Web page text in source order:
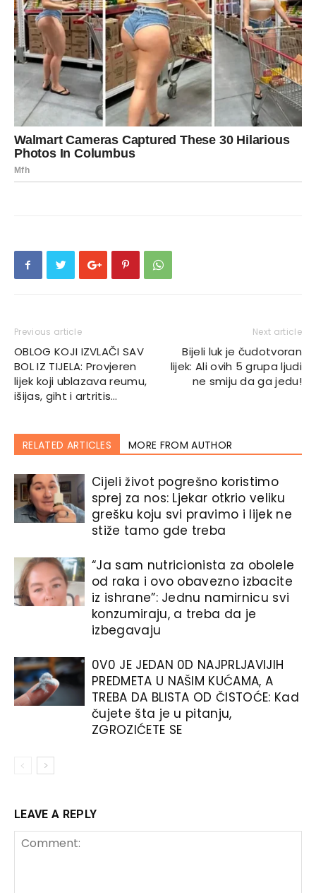
Previous article
OBLOG KOJI IZVLAČI SAV
BOL IZ TIJELA: Provjeren
lijek koji ublazava reumu,
išijas, giht i artritis…
Next article
Bijeli luk je čudotvoran
lijek: Ali ovih 5 grupa ljudi
ne smiju da ga jedu!
RELATED ARTICLES MORE FROM AUTHOR
Cijeli život pogrešno koristimo
sprej za nos: Ljekar otkrio veliku
grešku koju svi pravimo i lijek ne
stiže tamo gde treba
“Ja sam nutricionista za obolele
od raka i ovo obavezno izbacite
iz ishrane”: Jednu namirnicu svi
konzumiraju, a treba da je
izbegavaju
0V0 JE JEDAN 0D NAJPRLJAVIJIH
PREDMETA U NAŠIM KUĆAMA, A
TREBA DA BLISTA OD ČISTOĆE: Kad
čujete šta je u pitanju,
ZGROZIĆETE SE
LEAVE A REPLY